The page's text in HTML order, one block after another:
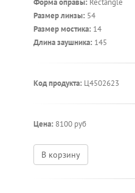
Форма оправы: Rectangle
Размер линзы: 54
Размер мостика: 14
Длина заушника: 145
Код продукта: Ц4502623
Цена: 8100 руб
В корзину